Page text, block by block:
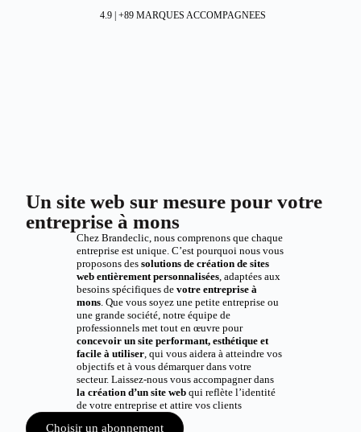
4.9 | +89 MARQUES ACCOMPAGNEES
Un site web sur mesure pour votre
entreprise à mons
Chez Brandeclic, nous comprenons que chaque
entreprise est unique. C’est pourquoi nous vous
proposons des solutions de création de sites
web entièrement personnalisées, adaptées aux
besoins spécifiques de votre entreprise à
mons. Que vous soyez une petite entreprise ou
une grande société, notre équipe de
professionnels met tout en œuvre pour
concevoir un site performant, esthétique et
facile à utiliser, qui vous aidera à atteindre vos
objectifs et à vous démarquer dans votre
secteur. Laissez-nous vous accompagner dans
la création d’un site webqui reflète l’identité
de votre entreprise et attire vos clients
Choisir un abonnement